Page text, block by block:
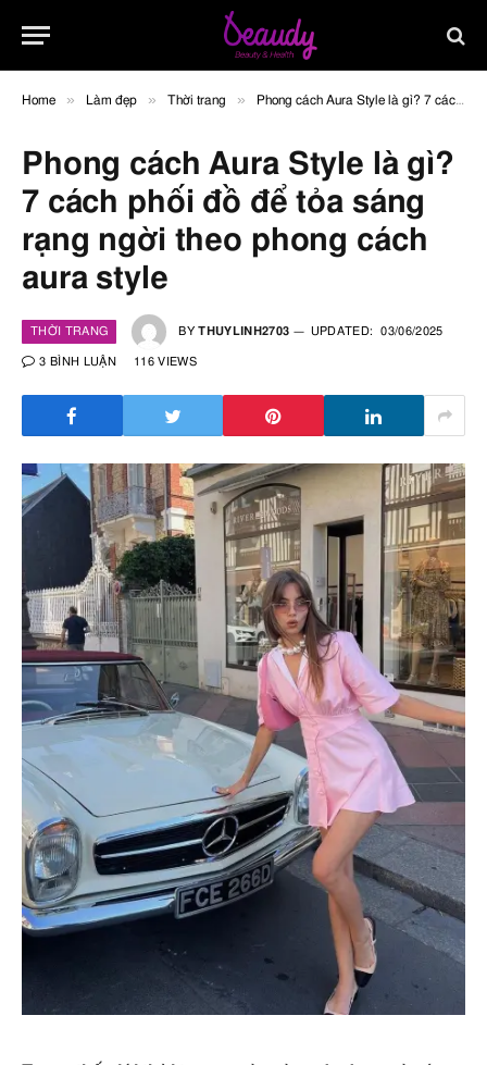
Home » Làm đẹp » Thời trang » Phong cách Aura Style là gì? 7 cách phối đồ để tỏa sáng rạng ngời theo phong cách aura style
Phong cách Aura Style là gì?
7 cách phối đồ để tỏa sáng
rạng ngời theo phong cách
aura style
THỜI TRANG BY THUYLINH2703 UPDATED: 03/06/2025
3 BÌNH LUẬN 116VIEWS